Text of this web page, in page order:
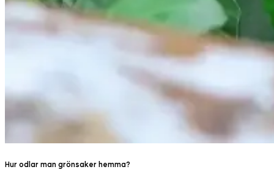
Hur odlar man grönsaker hemma?